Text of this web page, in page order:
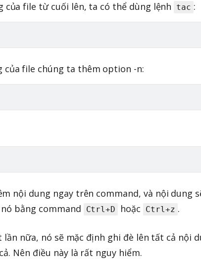
của file từ cuối lên, ta có thể dùng lệnh tac :
file chúng ta thêm option -n:
nội dung ngay trên command, và nội dung
bằng command
Ctrl+D hoặc Ctrl+z .
nữa, nó sẽ mặc định ghi đè lên tất cả nội
Nên điều này là rất nguy hiểm.